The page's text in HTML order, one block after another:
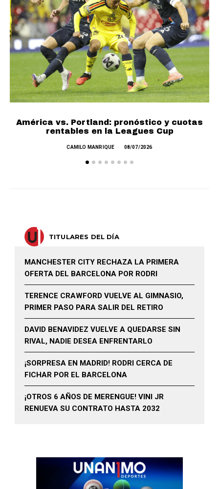
América vs. Portland: pronóstico y cuotas
rentables en la Leagues Cup
CAMILO MANRIQUE 08/07/2026
TITULARES DEL DÍA
MANCHESTER CITY RECHAZA LA PRIMERA
OFERTA DEL BARCELONA POR RODRI
TERENCE CRAWFORD VUELVE AL GIMNASIO,
PRIMER PASO PARA SALIR DEL RETIRO
DAVID BENAVIDEZ VUELVE A QUEDARSE SIN
RIVAL, NADIE DESEA ENFRENTARLO
¡SORPRESA EN MADRID! RODRI CERCA DE
FICHAR POR EL BARCELONA
¡OTROS 6 AÑOS DE MERENGUE! VINI JR
RENUEVA SU CONTRATO HASTA 2032